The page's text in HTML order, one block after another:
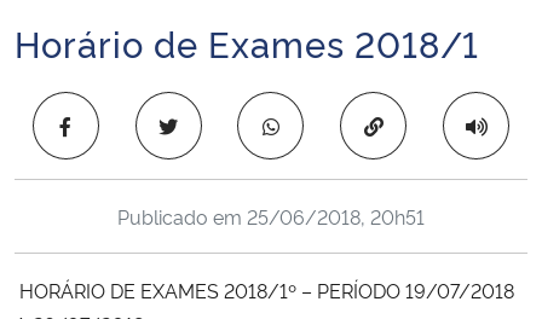
Ministério da Infraestrutura
Ministério da Agricultura, Pecuária e Abastecimento
Ministério da Cidadania
Início do conteúdo
Horário de Exames 2018/1
Copiar para área
Publicado em 25/06/2018, 20h51
HORÁRIO DE EXAMES 2018/1º – PERÍODO 19/07/2018